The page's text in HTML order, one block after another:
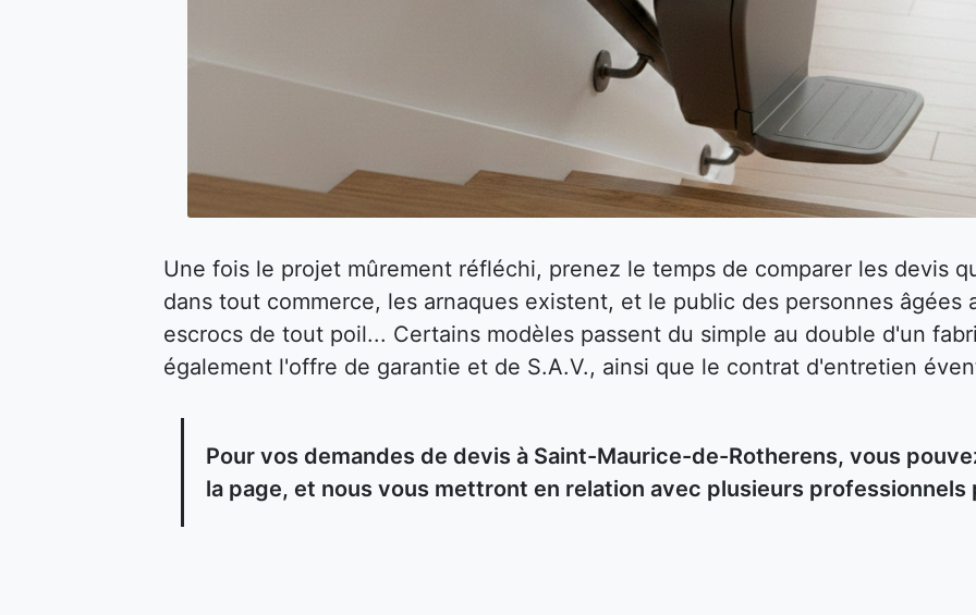
Une fois le projet mûrement réfléchi, prenez le temps de comparer les devis
dans tout commerce, les arnaques existent, et le public des personnes âgées
escrocs de tout poil... Certains modèles passent du simple au double d'un
également l'offre de garantie et de S.A.V., ainsi que le contrat d'entretien
Pour vos demandes de devis à Saint-Maurice-de-Rotherens, vous
la page, et nous vous mettront en relation avec plusieurs professionnels